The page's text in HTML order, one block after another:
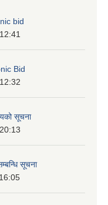
bid
Bid
सूचना
सूचना